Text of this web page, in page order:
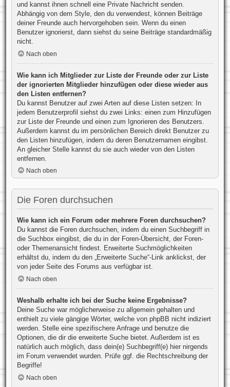
und kannst ihnen schnell eine Private Nachricht senden.
Abhängig von dem Style, den du verwendest, können Beiträge
deiner Freunde auch hervorgehoben sein. Wenn du einen
Benutzer ignorierst, dann siehst du seine Beiträge standardmäßig
nicht.
Nach oben
Wie kann ich Mitglieder zur Liste der Freunde oder zur Liste
der ignorierten Mitglieder hinzufügen oder diese wieder aus
den Listen entfernen?
Du kannst Benutzer auf zwei Arten auf diese Listen setzen: In
jedem Benutzerprofil siehst du zwei Links: einen zum Hinzufügen
zur Liste der Freunde und einen zum Ignorieren des Benutzers.
Außerdem kannst du im persönlichen Bereich direkt Benutzer zu
den Listen hinzufügen, indem du deren Benutzernamen eingibst.
An gleicher Stelle kannst du sie auch wieder von den Listen
entfernen.
Nach oben
Die Foren durchsuchen
Wie kann ich ein Forum oder mehrere Foren durchsuchen?
Du kannst die Foren durchsuchen, indem du einen Suchbegriff in
die Suchbox eingibst, die du in der Foren-Übersicht, der Foren-
oder Themenansicht findest. Erweiterte Suchmöglichkeiten
erhältst du, indem du den „Erweiterte Suche“-Link anklickst, der
von jeder Seite des Forums aus verfügbar ist.
Nach oben
Weshalb erhalte ich bei der Suche keine Ergebnisse?
Deine Suche war möglicherweise zu allgemein gehalten und
enthielt zu viele gängige Wörter, welche von phpBB nicht indiziert
werden. Stelle eine spezifischere Anfrage und benutze die
Optionen, die dir die erweiterte Suche bietet. Außerdem ist es
natürlich auch möglich, dass dein(e) Suchbegriff(e) hier nirgends
im Forum verwendet wurden. Prüfe ggf. die Rechtschreibung der
Begriffe!
Nach oben